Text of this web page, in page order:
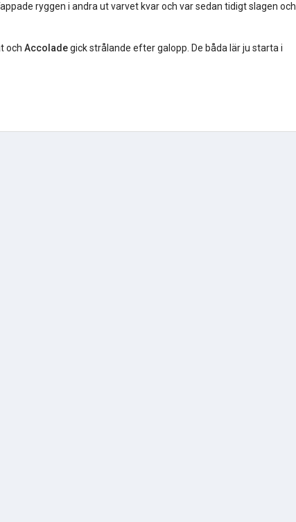
ryggen i andra ut varvet kvar och var sedan tidigt slagen och
och Accoladegick strålande efter galopp. De båda lär ju starta i